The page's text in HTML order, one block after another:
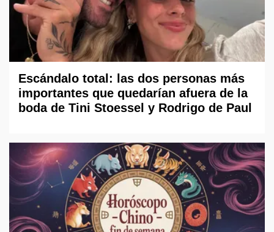
Escándalo total: las dos personas más
importantes que quedarían afuera de la
boda de Tini Stoessel y Rodrigo de Paul